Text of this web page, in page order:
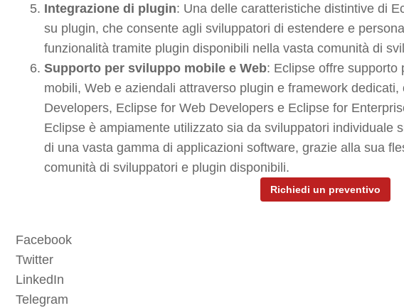
Integrazione di plugin: Una delle caratteristiche distintive di
su plugin, che consente agli sviluppatori di estendere e
funzionalità tramite plugin disponibili nella vasta comunità di
Supporto per sviluppo mobile e Web: Eclipse offre supporto
mobili, Web e aziendali attraverso plugin e framework
Developers, Eclipse for Web Developers e Eclipse for
Eclipse è ampiamente utilizzato sia da sviluppatori individuale
di una vasta gamma di applicazioni software, grazie alla sua
comunità di sviluppatori e plugin disponibili.
Richiedi un preventivo
Facebook
Twitter
LinkedIn
Telegram